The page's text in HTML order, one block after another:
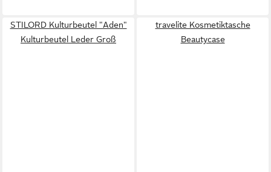
STILORD Kulturbeutel "Aden"
Kulturbeutel Leder Groß
travelite Kosmetiktasche
Beautycase